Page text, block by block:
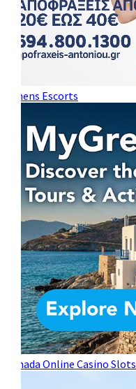
Athens Escorts
Canada Online Casino Slots